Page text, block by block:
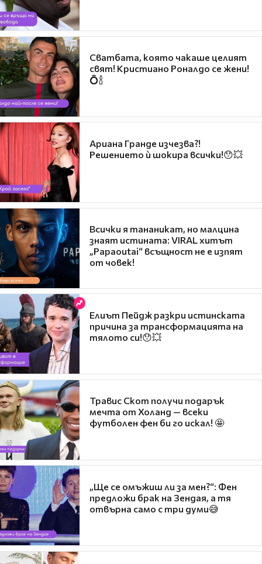
Сватбата, която чакаше целият
свят! Кристиано Роналдо се жени!
💍🍾
Ариана Гранде изчезва?!
Решението ѝ шокира всички!😯💥
Всички я тананикат, но малцина
знаят истината: VIRAL хитът
„Papaoutai“ всъщност не е изпят
от човек!
Елиът Пейдж разкри истинската
причина за трансформацията на
тялото си!😯💥
Травис Скот получи подарък
мечта от Холанд — всеки
футболен фен би го искал! 🤩
„Ще се омъжиш ли за мен?“: Фен
предложи брак на Зендая, а тя
отвърна само с три думи😅